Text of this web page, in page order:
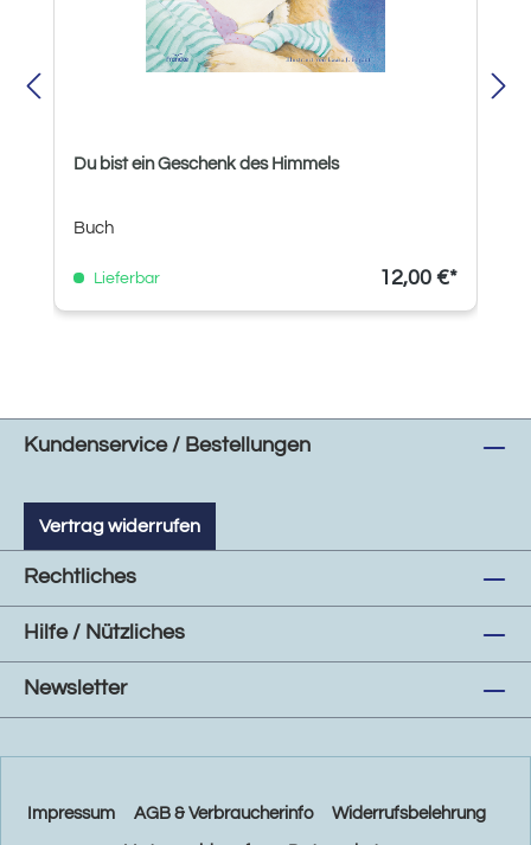
Du bist ein Geschenk des Himmels
Buch
Lieferbar 12,00 €*
Kundenservice / Bestellungen
Vertrag widerrufen
Rechtliches
Hilfe / Nützliches
Newsletter
Impressum AGB & Verbraucherinfo Widerrufsbelehrung